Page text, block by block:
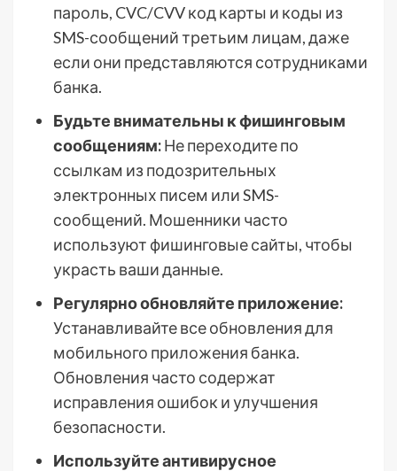
пароль, CVC/CVV код карты и коды из
SMS-сообщений третьим лицам, даже
если они представляются сотрудниками
банка.
Будьте внимательны к фишинговым
сообщениям:Не переходите по
ссылкам из подозрительных
электронных писем или SMS-
сообщений. Мошенники часто
используют фишинговые сайты, чтобы
украсть ваши данные.
Регулярно обновляйте приложение:
Устанавливайте все обновления для
мобильного приложения банка.
Обновления часто содержат
исправления ошибок и улучшения
безопасности.
Используйте антивирусное